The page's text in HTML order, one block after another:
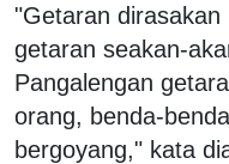
"Getaran
getaran seakan-
Pangalengan
orang, benda-
bergoyang," kata